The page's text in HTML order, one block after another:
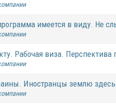
имеется в виду. Не
Рабочая виза. Перспектива
Иностранцы землю